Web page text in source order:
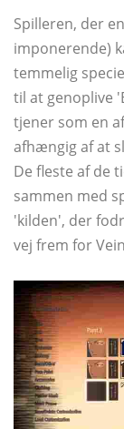
Spilleren, der
imponerende)
temmelig
til at genoplive
tjener som en
afhængig af at
De fleste af de
sammen med
'kilden', der
vej frem for